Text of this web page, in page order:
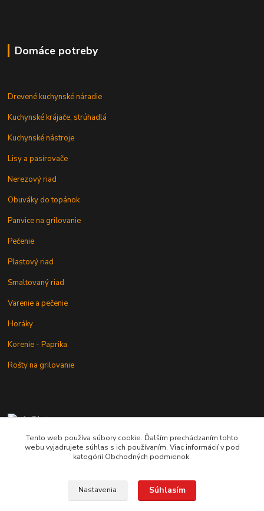
Domáce potreby
Drevené kuchynské náradie
Kuchynské krájače, strúhadlá
Kuchynské nástroje
Lisy a pasírovače
Nerezový riad
Obuváky do topánok
Panvice na grilovanie
Pečenie
Plastový riad
Smaltovaný riad
Varenie a pečenie
Horáky
Korenie - Paprika
Rošty na grilovanie
+421 902 212 007
od 8:00 - do 16:00 hod
Tento web používa súbory cookie. Ďalším prechádzaním tohto
webu vyjadrujete súhlas s ich používaním. Viac informácií v pod
kategórií Obchodných podmienok.
Nastavenia Súhlasím